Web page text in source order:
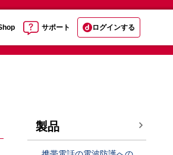
サポート ログインする
製品